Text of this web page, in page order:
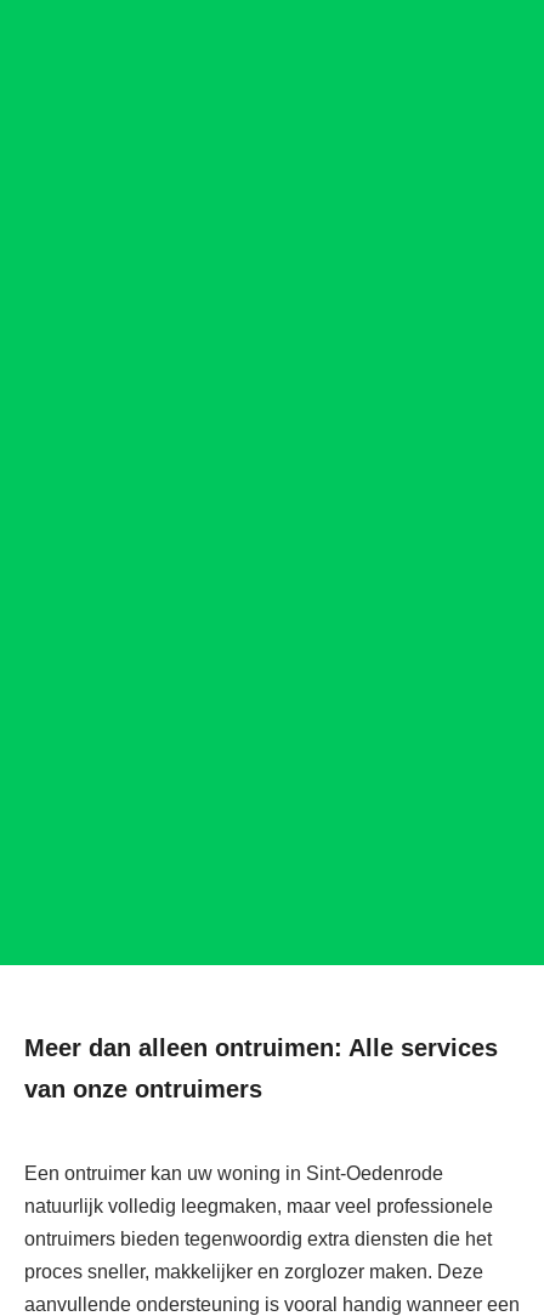
Meer dan alleen ontruimen: Alle services
van onze ontruimers
Een ontruimer kan uw woning in Sint-Oedenrode
natuurlijk volledig leegmaken, maar veel professionele
ontruimers bieden tegenwoordig extra diensten die het
proces sneller, makkelijker en zorglozer maken. Deze
aanvullende ondersteuning is vooral handig wanneer een